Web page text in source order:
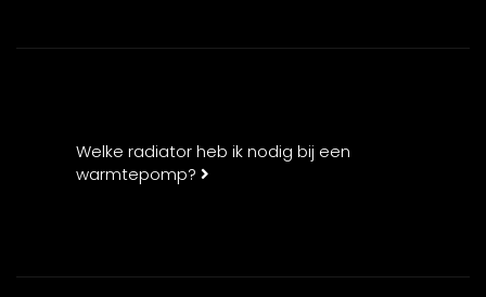
Welke radiator heb ik nodig bij een
warmtepomp?